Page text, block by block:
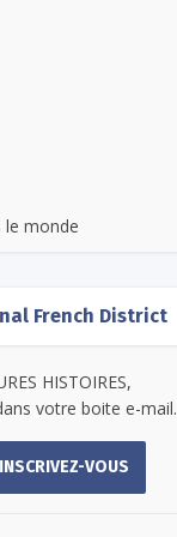
le monde
French District
HISTOIRES,
votre boite e-mail.
INSCRIVEZ-VOUS